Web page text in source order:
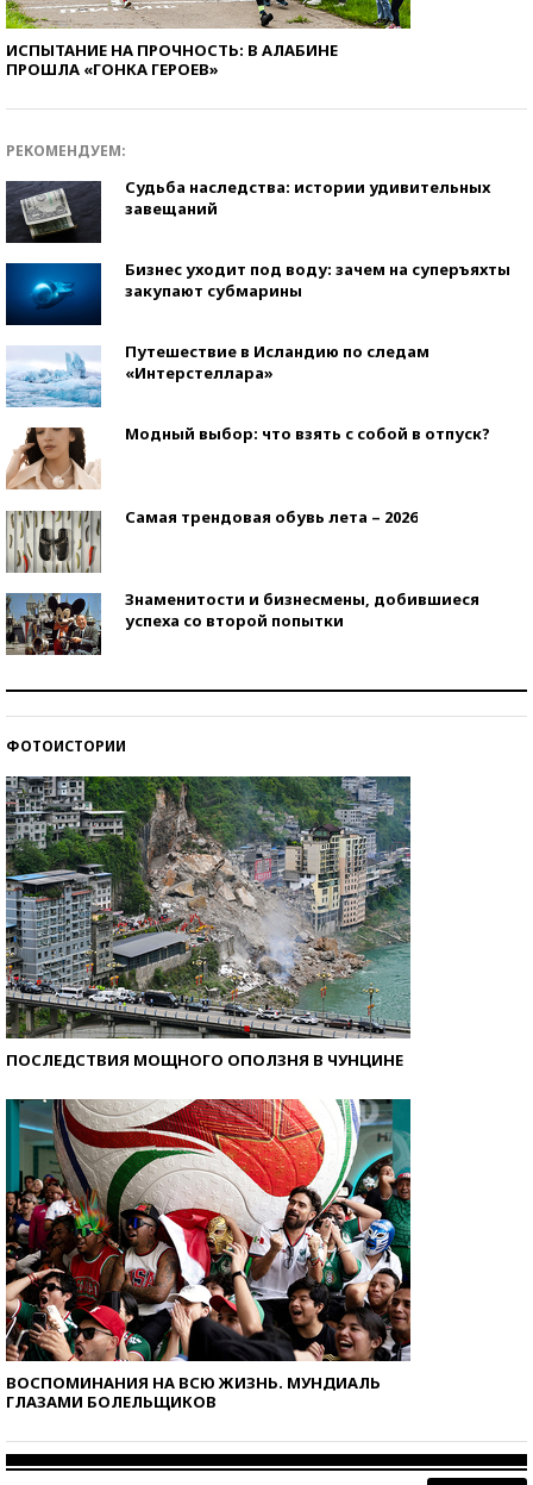
ИСПЫТАНИЕ НА ПРОЧНОСТЬ: В АЛАБИНЕ
ПРОШЛА «ГОНКА ГЕРОЕВ»
РЕКОМЕНДУЕМ:
Судьба наследства: истории удивительных
завещаний
Бизнес уходит под воду: зачем на суперъяхты
закупают субмарины
Путешествие в Исландию по следам
«Интерстеллара»
Модный выбор: что взять с собой в отпуск?
Самая трендовая обувь лета – 2026
Знаменитости и бизнесмены, добившиеся
успеха со второй попытки
ФОТОИСТОРИИ
ПОСЛЕДСТВИЯ МОЩНОГО ОПОЛЗНЯ В ЧУНЦИНЕ
ВОСПОМИНАНИЯ НА ВСЮ ЖИЗНЬ. МУНДИАЛЬ
ГЛАЗАМИ БОЛЕЛЬЩИКОВ